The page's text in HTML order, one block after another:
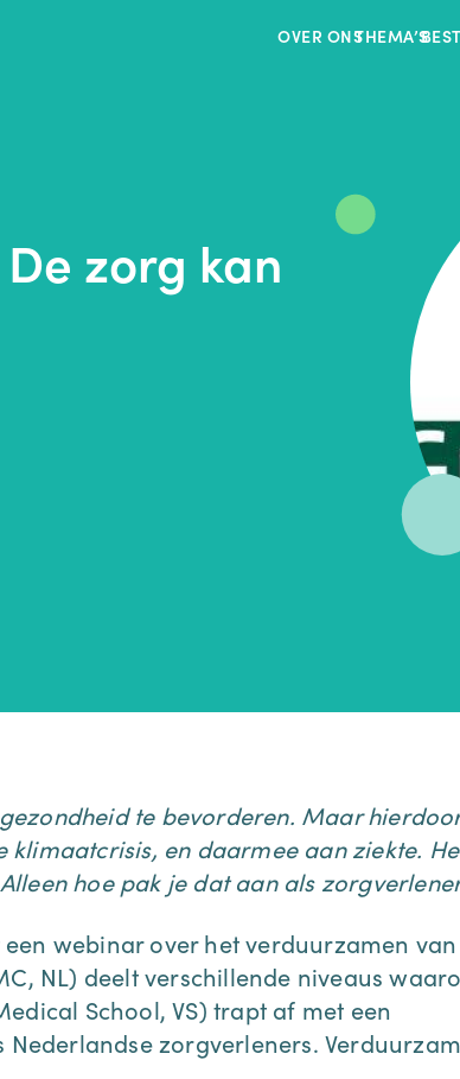
OVER ONSTHEMA’S
zorg kan
te bevorderen. Maar
en daarmee aan ziekte.
hoe pak je dat aan als
webinar over het verduurzamen
NL) deelt verschillende niveaus
School, VS) trapt af met een
zorgverleners.